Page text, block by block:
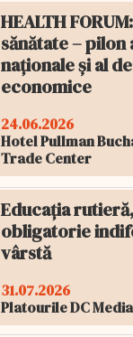
HEALTH
sănătate –
naționale și al
economice
24.06.2026
Hotel Pullman
Trade Center
Educația
obligatorie
vârstă
31.07.2026
Platourile DC